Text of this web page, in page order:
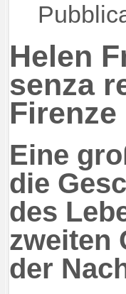
Helen
senza
Firenze
Eine
die
des
zweiten
der